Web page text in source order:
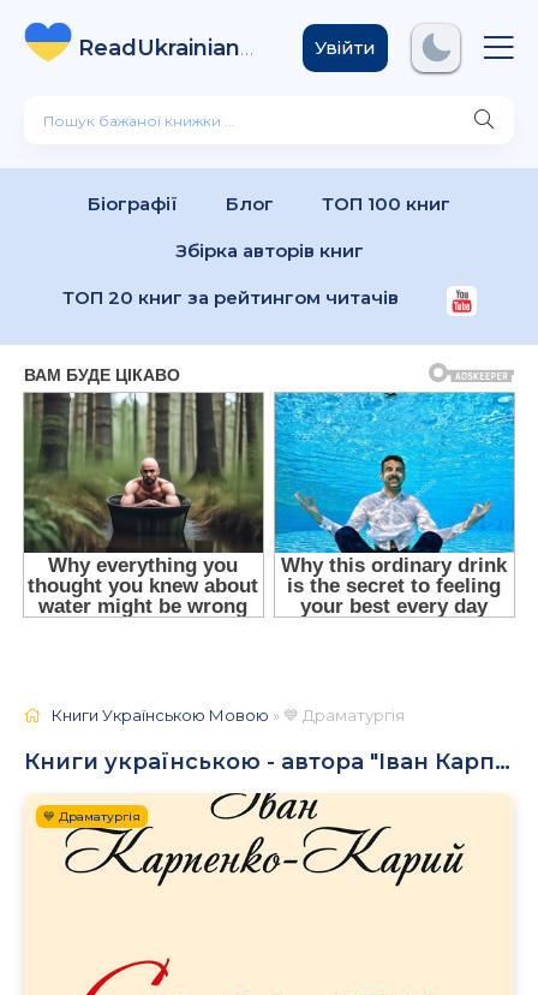
ReadUkrainian
Books .com
Увійти
Біографії Блог ТОП 100 книг
Збірка авторів книг
ТОП 20 книг за рейтингом читачів
Книги Українською Мовою » 💙 Драматургія
Книги українською - автора "Іван Карпенко-Карий"
💙 Драматургія